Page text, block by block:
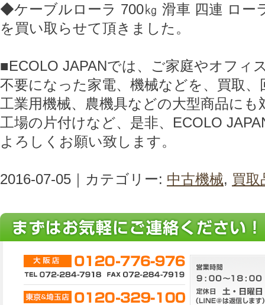
◆ケーブルローラ 700㎏ 滑車 四連 ロー
を買い取らせて頂きました。
■ECOLO JAPANでは、ご家庭やオフィ
不要になった家電、機械などを、買取
工業用機械、農機具などの大型商品にも
工場の片付けなど、是非、ECOLO
よろしくお願い致します。
2016-07-05｜カテゴリー: 中古機械, 買取